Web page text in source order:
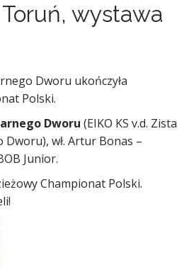
wystawa
Dworu ukończyła
Polski.
Dworu (EIKO KS v.d. Zista
Dworu), wł. Artur Bonas –
Junior.
Championat Polski.